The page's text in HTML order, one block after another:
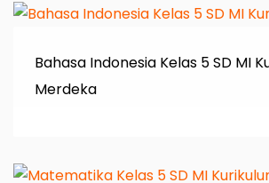
Bahasa Indonesia Kelas 5 SD MI
Merdeka